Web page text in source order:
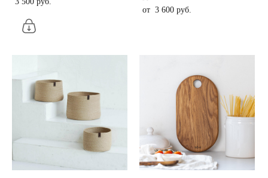
от 3 600 pуб.